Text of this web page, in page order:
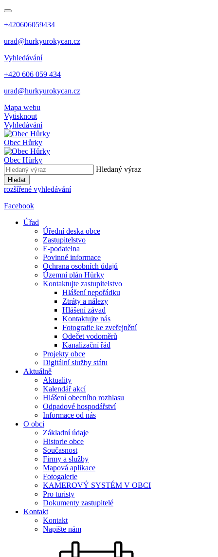
+420606059434
urad@hurkyurokycan.cz
Vyhledávání
+420 606 059 434
urad@hurkyurokycan.cz
Mapa webu
Vytisknout
Vyhledávání
Obec Hůrky
Obec Hůrky
Hledaný výraz
Hledat
rozšířené vyhledávání
Facebook
Úřad
Úřední deska obce
Zastupitelstvo
E-podatelna
Povinné informace
Ochrana osobních údajů
Územní plán Hůrky
Kontaktujte zastupitelstvo
Hlášení nepořádku
Ztráty a nálezy
Hlášení závad
Kontaktujte nás
Fotografie ke zveřejnění
Odečet vodoměrů
Kanalizační řád
Projekty obce
Digitální služby státu
Aktuálně
Aktuality
Kalendář akcí
Hlášení obecního rozhlasu
Odpadové hospodářství
Informace od nás
O obci
Základní údaje
Historie obce
Současnost
Firmy a služby
Mapová aplikace
Fotogalerie
KAMEROVÝ SYSTÉM V OBCI
Pro turisty
Dokumenty zastupitelé
Kontakt
Kontakt
Napište nám